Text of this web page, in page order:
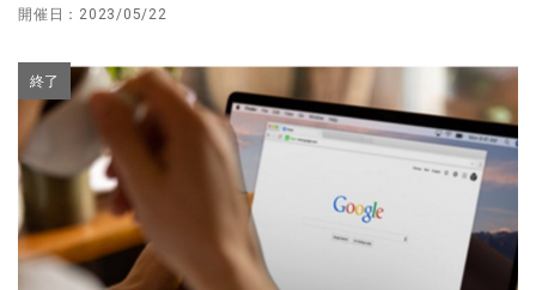
開催日：2023/05/22
終了